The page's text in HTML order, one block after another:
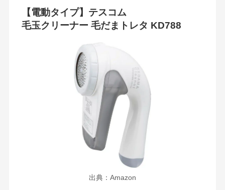
【電動タイプ】テスコム
毛玉クリーナー 毛だまトレタ KD788
出典：Amazon